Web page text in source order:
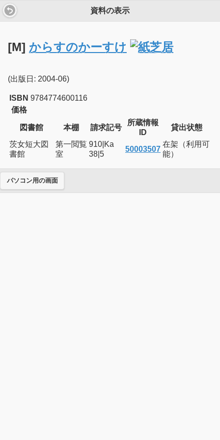
資料の表示
[M] からすのかーすけ
(出版日: 2004-06)
ISBN 9784774600116
価格
図書館 本棚 請求記号
所蔵情報
ID
貸出状態
茨女短大図
書館
第一閲覧
室
910|Ka
38|5
50003507
在架（利用可
能）
パソコン用の画面